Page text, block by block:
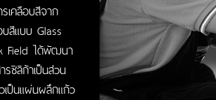
เคลือบสีจาก
สีแบบ Glass
Field ได้พัฒนา
ซิลิก้าเป็นส่วน
เป็นแผ่นผลึกแก้ว